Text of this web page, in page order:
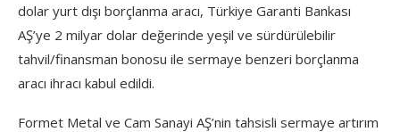
dolar yurt dışı borçlanma aracı, Türkiye Garanti Bankası
AŞ’ye 2 milyar dolar değerinde yeşil ve sürdürülebilir
tahvil/finansman bonosu ile sermaye benzeri borçlanma
aracı ihracı kabul edildi.
Formet Metal ve Cam Sanayi AŞ’nin tahsisli sermaye artırım